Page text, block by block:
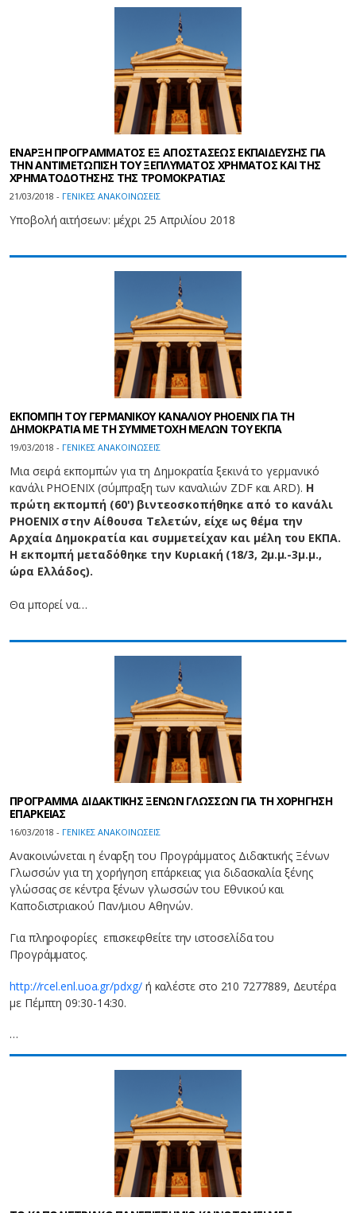
ΕΝΑΡΞΗ ΠΡΟΓΡΑΜΜΑΤΟΣ ΕΞ ΑΠΟΣΤΑΣΕΩΣ ΕΚΠΑΙΔΕΥΣΗΣ ΓΙΑ
ΤΗΝ ΑΝΤΙΜΕΤΩΠΙΣΗ ΤΟΥ ΞΕΠΛΥΜΑΤΟΣ ΧΡΗΜΑΤΟΣ ΚΑΙ ΤΗΣ
ΧΡΗΜΑΤΟΔΟΤΗΣΗΣ ΤΗΣ ΤΡΟΜΟΚΡΑΤΙΑΣ
21/03/2018 - ΓΕΝΙΚΕΣ ΑΝΑΚΟΙΝΩΣΕΙΣ
Υποβολή αιτήσεων: μέχρι 25 Απριλίου 2018
ΕΚΠΟΜΠΗ ΤΟΥ ΓΕΡΜΑΝΙΚΟΥ ΚΑΝΑΛΙΟΥ PHOENIX ΓΙΑ ΤΗ
ΔΗΜΟΚΡΑΤΙΑ ΜΕ ΤΗ ΣΥΜΜΕΤΟΧΗ ΜΕΛΩΝ ΤΟΥ ΕΚΠΑ
19/03/2018 - ΓΕΝΙΚΕΣ ΑΝΑΚΟΙΝΩΣΕΙΣ
Μια σειρά εκπομπών για τη Δημοκρατία ξεκινά το γερμανικό
κανάλι PHOENIX (σύμπραξη των καναλιών ZDF και ARD). Η
πρώτη εκπομπή (60') βιντεοσκοπήθηκε από το κανάλι
PHOENIX στην Αίθουσα Τελετών, είχε ως θέμα την
Αρχαία Δημοκρατία και συμμετείχαν και μέλη του ΕΚΠΑ.
Η εκπομπή μεταδόθηκε την Κυριακή (18/3, 2μ.μ.-3μ.μ.,
ώρα Ελλάδος).
Θα μπορεί να…
ΠΡΟΓΡΑΜΜΑ ΔΙΔΑΚΤΙΚΗΣ ΞΕΝΩΝ ΓΛΩΣΣΩΝ ΓΙΑ ΤΗ ΧΟΡΗΓΗΣΗ
ΕΠΑΡΚΕΙΑΣ
16/03/2018 - ΓΕΝΙΚΕΣ ΑΝΑΚΟΙΝΩΣΕΙΣ
Ανακοινώνεται η έναρξη του Προγράμματος Διδακτικής Ξένων
Γλωσσών για τη χορήγηση επάρκειας για διδασκαλία ξένης
γλώσσας σε κέντρα ξένων γλωσσών του Εθνικού και
Καποδιστριακού Παν/μιου Αθηνών.
Για πληροφορίες επισκεφθείτε την ιστοσελίδα του
Προγράμματος.
http://rcel.enl.uoa.gr/pdxg/ή καλέστε στο 210 7277889, Δευτέρα
με Πέμπτη 09:30-14:30.
…